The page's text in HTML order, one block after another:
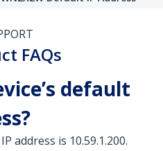
FAQs
default
address is 10.59.1.200.